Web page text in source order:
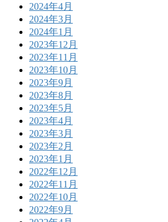
2024年4月
2024年3月
2024年1月
2023年12月
2023年11月
2023年10月
2023年9月
2023年8月
2023年5月
2023年4月
2023年3月
2023年2月
2023年1月
2022年12月
2022年11月
2022年10月
2022年9月